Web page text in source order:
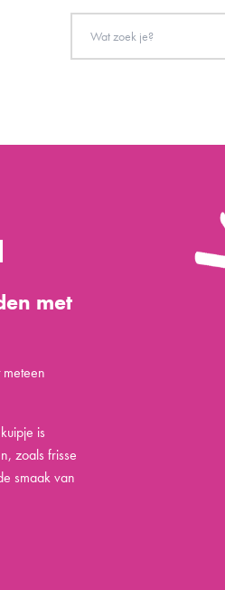
met
is
zoals frisse
smaak van